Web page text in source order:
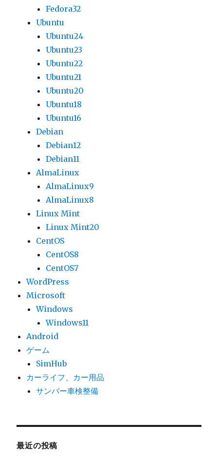
Fedora32
Ubuntu
Ubuntu24
Ubuntu23
Ubuntu22
Ubuntu21
Ubuntu20
Ubuntu18
Ubuntu16
Debian
Debian12
Debian11
AlmaLinux
AlmaLinux9
AlmaLinux8
Linux Mint
Linux Mint20
CentOS
CentOS8
CentOS7
WordPress
Microsoft
Windows
Windows11
Android
ゲーム
SimHub
カーライフ、カー用品
サンバー車検整備
最近の投稿